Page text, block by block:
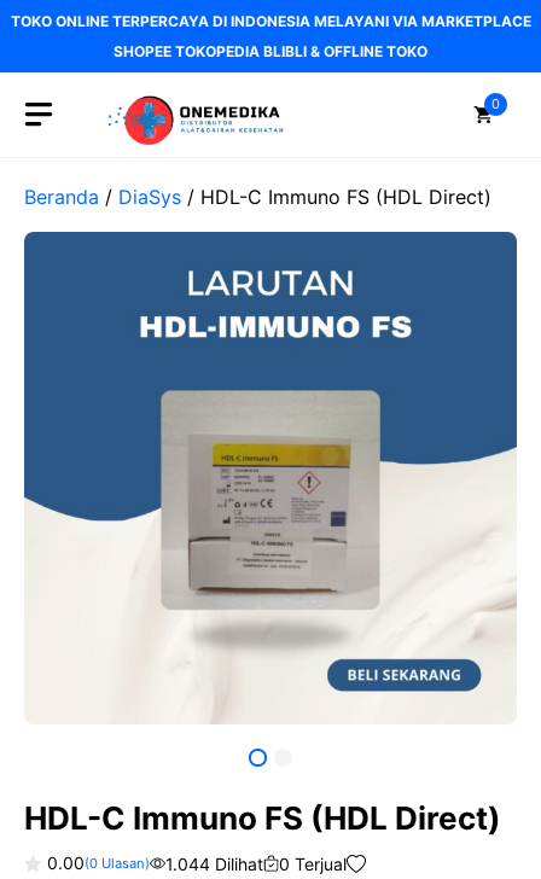
Langsung
isi
TOKO ONLINE TERPERCAYA DI INDONESIA MELAYANI VIA MARKETPLACE
SHOPEE TOKOPEDIA BLIBLI & OFFLINE TOKO
0
Beranda / DiaSys / HDL-C Immuno FS (HDL Direct)
HDL-C Immuno FS (HDL Direct)
0.00(0Ulasan) 1.044 Dilihat 0 Terjual